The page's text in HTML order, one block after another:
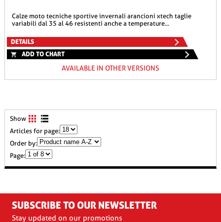
calze moto tecniche sportive invernali arancioni xtech taglie
variabili dal 35 al 46 resistenti anche a temperature...
DETAILS
ADD TO CHART
AVAILABLE IN OTHER VERSIONS
Show
Articles for page:
Order by:
Page:
SUBSCRIBE TO OUR NEWSLETTER
Stay updated on our promotions